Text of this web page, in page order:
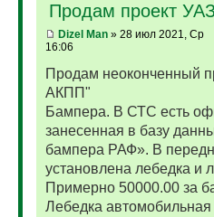
Продам проект
Dizel Man» 28 июл 2021, Ср
16:06
Продам неоконченный
АКПП"
Бампера. В СТС есть
занесенная в базу
бампера РАФ». В
установлена лебедка
Примерно 50000.00 за
Лебедка автомобильная